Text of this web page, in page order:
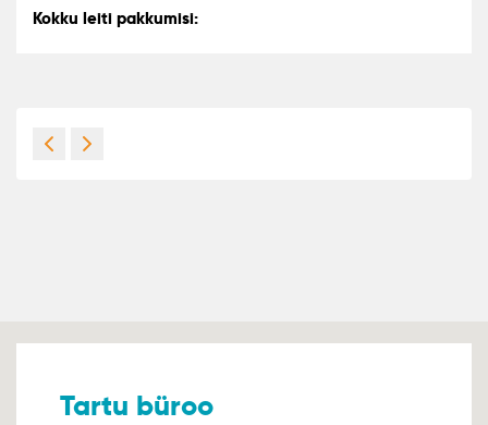
Kokku leiti pakkumisi:
Tartu büroo